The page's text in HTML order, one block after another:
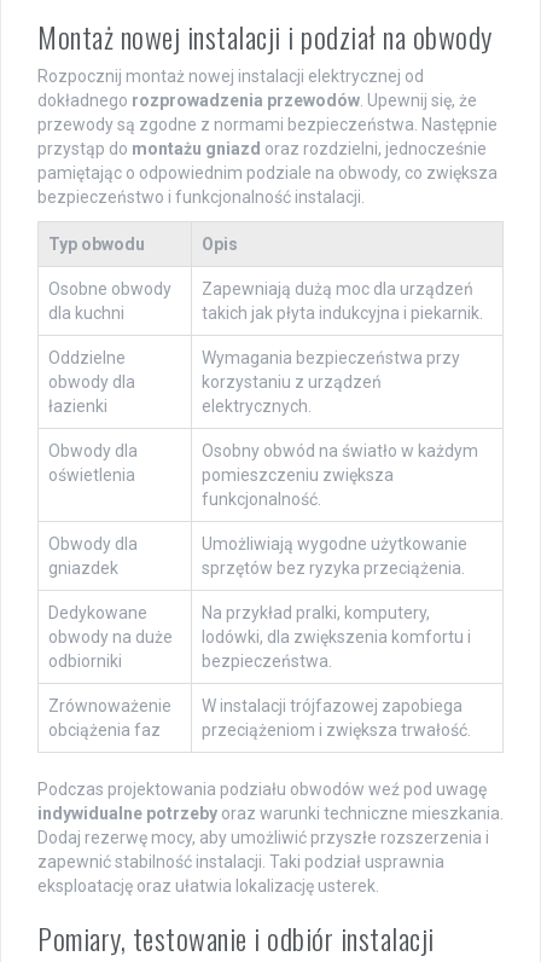
Montaż nowej instalacji i podział na obwody
Rozpocznij montaż nowej instalacji elektrycznej od
dokładnego rozprowadzenia przewodów. Upewnij się, że
przewody są zgodne z normami bezpieczeństwa. Następnie
przystąp do montażu gniazd oraz rozdzielni, jednocześnie
pamiętając o odpowiednim podziale na obwody, co zwiększa
bezpieczeństwo i funkcjonalność instalacji.
Typ obwodu Opis
Osobne obwody
dla kuchni
Zapewniają dużą moc dla urządzeń
takich jak płyta indukcyjna i piekarnik.
Oddzielne
obwody dla
łazienki
Wymagania bezpieczeństwa przy
korzystaniu z urządzeń
elektrycznych.
Obwody dla
oświetlenia
Osobny obwód na światło w każdym
pomieszczeniu zwiększa
funkcjonalność.
Obwody dla
gniazdek
Umożliwiają wygodne użytkowanie
sprzętów bez ryzyka przeciążenia.
Dedykowane
obwody na duże
odbiorniki
Na przykład pralki, komputery,
lodówki, dla zwiększenia komfortu i
bezpieczeństwa.
Zrównoważenie
obciążenia faz
W instalacji trójfazowej zapobiega
przeciążeniom i zwiększa trwałość.
Podczas projektowania podziału obwodów weź pod uwagę
indywidualne potrzeby oraz warunki techniczne mieszkania.
Dodaj rezerwę mocy, aby umożliwić przyszłe rozszerzenia i
zapewnić stabilność instalacji. Taki podział usprawnia
eksploatację oraz ułatwia lokalizację usterek.
Pomiary, testowanie i odbiór instalacji